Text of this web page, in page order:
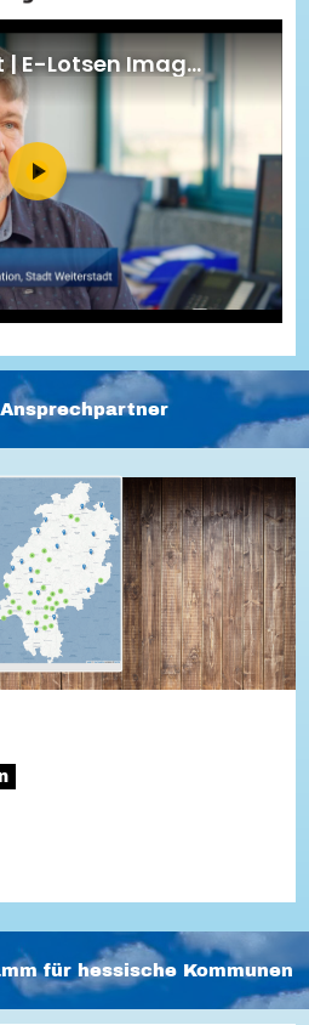
und Ehrenamt
+ Integration
aktiv
& Fortbildung
Spenden, Steuern - Gut zu Wissen
rund um dein Ehrenamt
Daten, Fakten aus Hessen
melden
für hessische Kommunen